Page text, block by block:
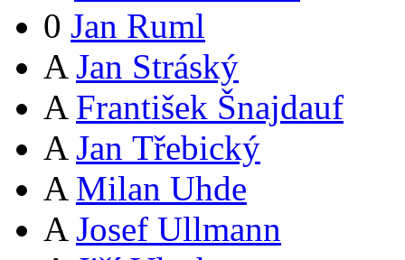
0 Jan Ruml
A Jan Stráský
A František Šnajdauf
A Jan Třebický
A Milan Uhde
A Josef Ullmann